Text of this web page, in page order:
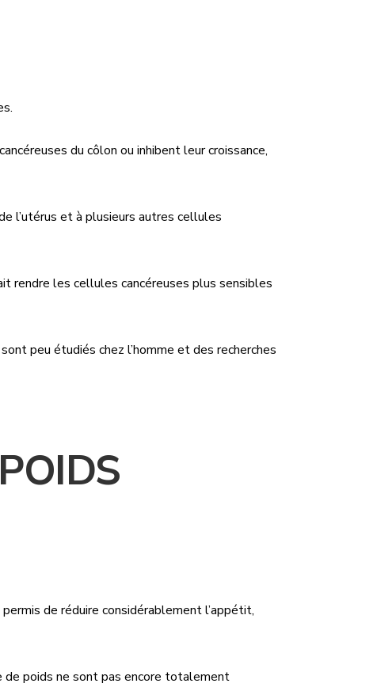
du côlon ou inhibent leur croissance,
l’utérus et à plusieurs autres cellules
rendre les cellules cancéreuses plus sensibles
peu étudiés chez l’homme et des recherches
de réduire considérablement l’appétit,
de poids ne sont pas encore totalement